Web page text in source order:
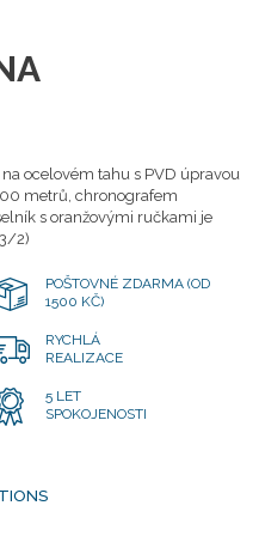
ocelovém tahu s PVD úpravou
metrů, chronografem
s oranžovými ručkami je
2)
POŠTOVNÉ ZDARMA (OD
1500 KČ)
RYCHLÁ
REALIZACE
5 LET
SPOKOJENOSTI